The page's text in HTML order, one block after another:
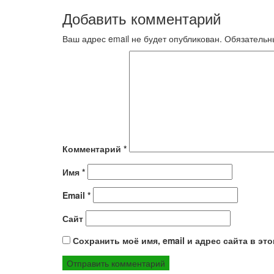
записям
Добавить комментарий
Ваш адрес email не будет опубликован.
Комментарий *
Имя *
Email *
Сайт
Сохранить моё имя, email и адрес сайта в